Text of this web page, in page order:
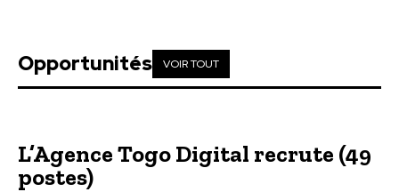
Opportunités VOIR TOUT
L’Agence Togo Digital recrute (49
postes)